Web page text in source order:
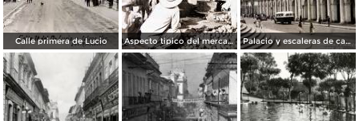
Calle primera de Lucio Aspecto tipico del mercado ( Circulada el 24 de Junio de 1940 ). Palacio y escaleras de catedral.